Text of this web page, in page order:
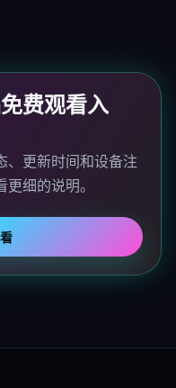
费观看入
、更新时间和设备注
细的说明。